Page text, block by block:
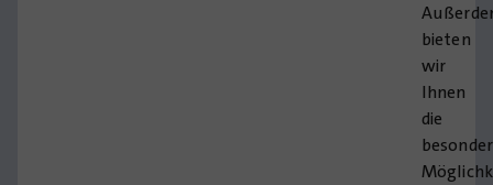
bieten
wir
Ihnen
die